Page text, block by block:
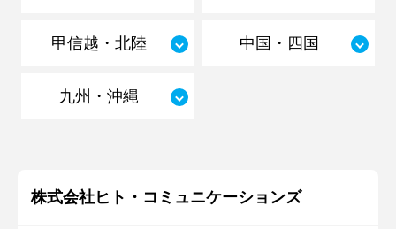
甲信越・北陸 中国・四国
九州・沖縄
株式会社ヒト・コミュニケーションズ